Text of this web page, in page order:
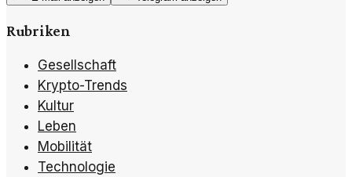
Rubriken
Gesellschaft
Krypto-Trends
Kultur
Leben
Mobilität
Technologie